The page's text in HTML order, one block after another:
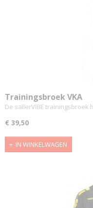
Trainingsbroek VKA
De sallerVIBE
€ 39,50
IN WINKELWAGEN